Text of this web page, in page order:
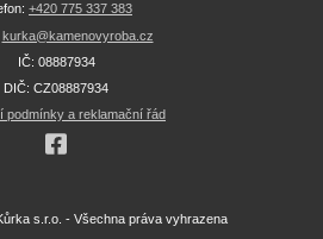
+420 775 337 383
kurka@kamenovyroba.cz
IČ: 08887934
DIČ: CZ08887934
podmínky a reklamační řád
s.r.o. - Všechna práva vyhrazena